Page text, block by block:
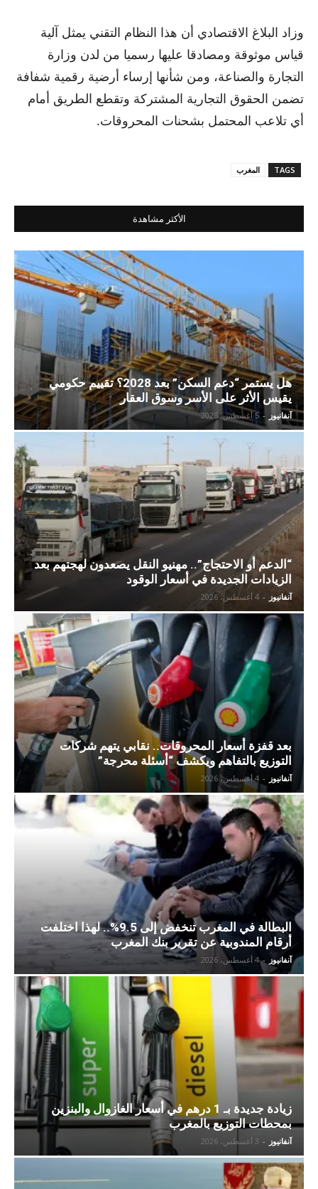
وزاد البلاغ الاقتصادي أن هذا النظام التقني يمثل آلية
قياس موثوقة ومصادقا عليها رسميا من لدن وزارة
التجارة والصناعة، ومن شأنها إرساء أرضية رقمية شفافة
تضمن الحقوق التجارية المشتركة وتقطع الطريق أمام
أي تلاعب المحتمل بشحنات المحروقات.
TAGS المغرب
الأكثر مشاهدة
هل يستمر “دعم السكن” بعد 2028؟ تقييم حكومي
يقيس الأثر على الأسر وسوق العقار
آنفانيوز - 5 أغسطس، 2026
“الدعم أو الاحتجاج”.. مهنيو النقل يصعدون لهجتهم بعد
الزيادات الجديدة في أسعار الوقود
آنفانيوز - 4 أغسطس، 2026
بعد قفزة أسعار المحروقات.. نقابي يتهم شركات
التوزيع بالتفاهم ويكشف “أسئلة محرجة”
آنفانيوز - 4 أغسطس، 2026
البطالة في المغرب تنخفض إلى 9.5%.. لهذا اختلفت
أرقام المندوبية عن تقرير بنك المغرب
آنفانيوز - 4 أغسطس، 2026
زيادة جديدة بـ 1 درهم في أسعار الغازوال والبنزين
بمحطات التوزيع بالمغرب
آنفانيوز - 3 أغسطس، 2026